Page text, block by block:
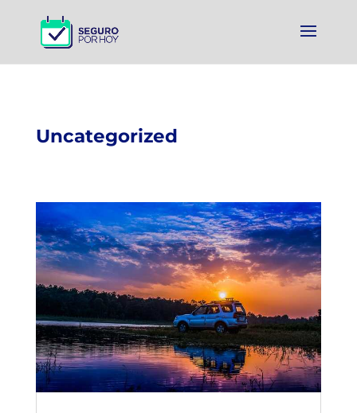
Uncategorized